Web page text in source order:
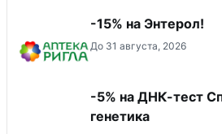
-15% на Энтерол!
До 31 августа, 2026
-5% на ДНК-тест
генетика